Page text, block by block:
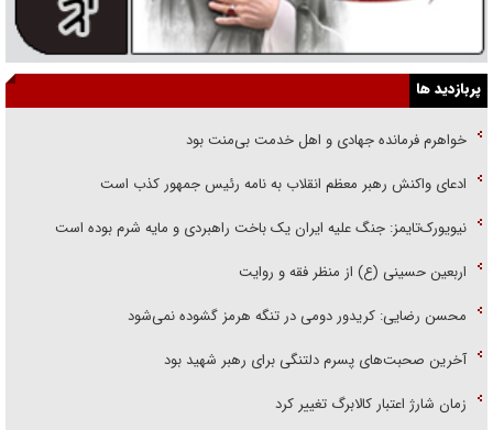
پربازدید ها
خواهرم فرمانده جهادی و اهل خدمت بی‌منت بود
ادعای واکنش رهبر معظم انقلاب به نامه رئیس جمهور کذب است
نیویورک‌تایمز: جنگ علیه ایران یک باخت راهبردی و مایه شرم بوده است
اربعین حسینی (ع) از منظر فقه و روایت
محسن رضایی: کریدور دومی در تنگه هرمز گشوده نمی‌شود
آخرین صحبت‌های پسرم دلتنگی برای رهبر شهید بود
زمان شارژ اعتبار کالابرگ تغییر کرد